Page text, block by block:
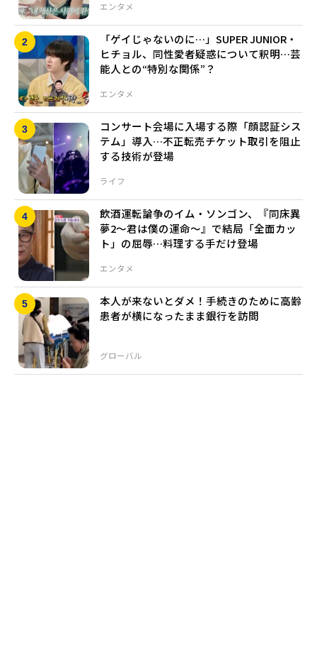
エンタメ
エンタメ
「ゲイじゃないのに…」SUPER JUNIOR・
ヒチョル、同性愛者疑惑について釈明…芸
能人との“特別な関係”？
ライフ
コンサート会場に入場する際「顔認証シス
テム」導入…不正転売チケット取引を阻止
する技術が登場
エンタメ
飲酒運転論争のイム・ソンゴン、『同床異
夢2～君は僕の運命～』で結局「全面カッ
ト」の屈辱…料理する手だけ登場
グローバル
本人が来ないとダメ！手続きのために高齢
患者が横になったまま銀行を訪問